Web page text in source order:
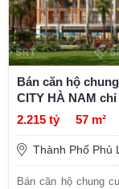
Bán căn hộ
CITY HÀ NAM
2.215 tỷ
57 m²
Thành Phố Phủ
Bán căn hộ chung